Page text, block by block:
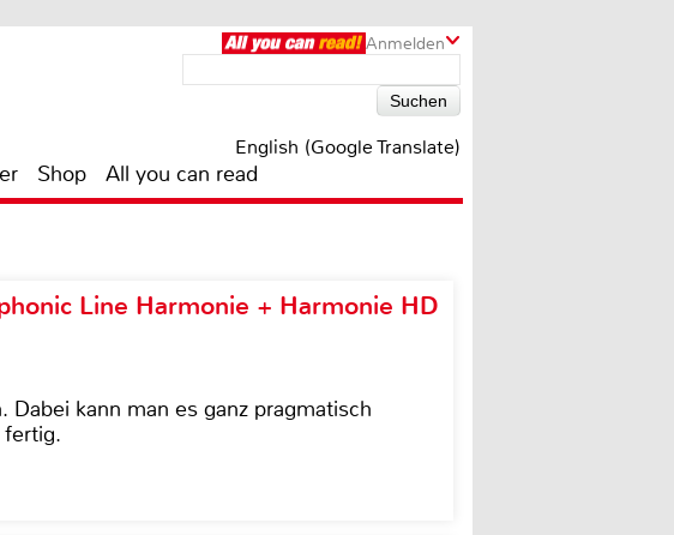
Anmelden
English (Google Translate)
Shop All you can read
Line Harmonie + Harmonie HD
kann man es ganz pragmatisch
fertig.